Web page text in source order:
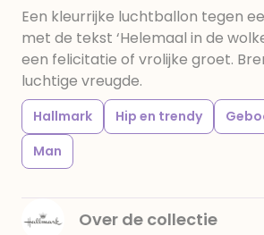
Een kleurrijke luchtballon tegen
met de tekst ‘Helemaal in de
een felicitatie of vrolijke groet.
luchtige vreugde.
Hallmark Hip en trendy
Man
Over de collectie